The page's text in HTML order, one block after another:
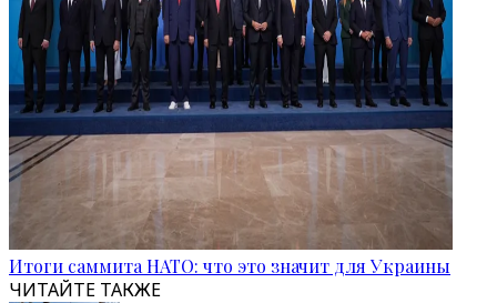
Итоги саммита НАТО: что это значит для Украины
ЧИТАЙТЕ ТАКЖЕ